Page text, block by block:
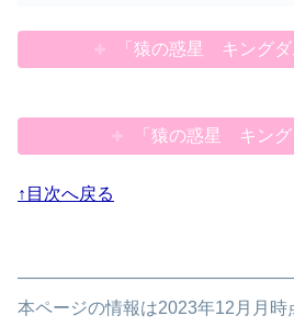
「猿の惑星 キング
「猿の惑星 キン
↑目次へ戻る
本ページの情報は2023年12月月